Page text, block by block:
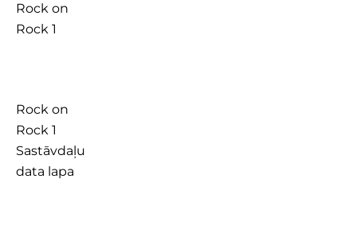
Rock on
Rock 1
Rock on
Rock 1
Sastāvdaļu
data lapa